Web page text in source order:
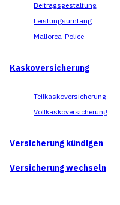
Beitragsgestaltung
Leistungsumfang
Mallorca-Police
Kaskoversicherung
Teilkaskoversicherung
Vollkaskoversicherung
Versicherung kündigen
Versicherung wechseln